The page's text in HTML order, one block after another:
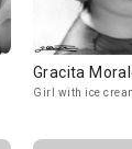
Gracita
Girl with ice